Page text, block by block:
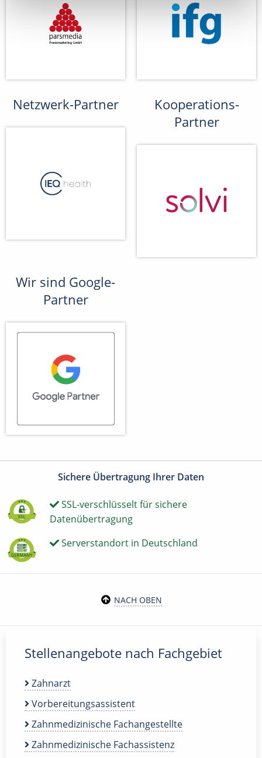
Netzwerk-Partner
Kooperations-
Partner
Wir sind Google-
Partner
Sichere Übertragung Ihrer Daten
SSL-verschlüsselt für sichere
Datenübertragung
Serverstandort in Deutschland
NACH OBEN
Stellenangebote nach Fachgebiet
Zahnarzt
Vorbereitungsassistent
Zahnmedizinische Fachangestellte
Zahnmedizinische Fachassistenz